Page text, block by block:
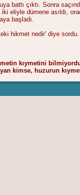
battı çıktı. Sonra
eliyle dümene asıldı,
başladı.
hikmet nedir' diye sordu.
kıymetini
kimse, huzurun